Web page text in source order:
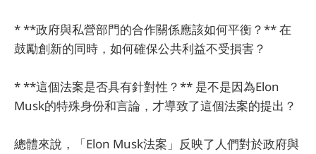
* **政府與私營部門的合作關係應該如何平衡？** 在
鼓勵創新的同時，如何確保公共利益不受損害？
* **這個法案是否具有針對性？** 是不是因為Elon
Musk的特殊身份和言論，才導致了這個法案的提出？
總體來說，「Elon Musk法案」反映了人們對於政府與